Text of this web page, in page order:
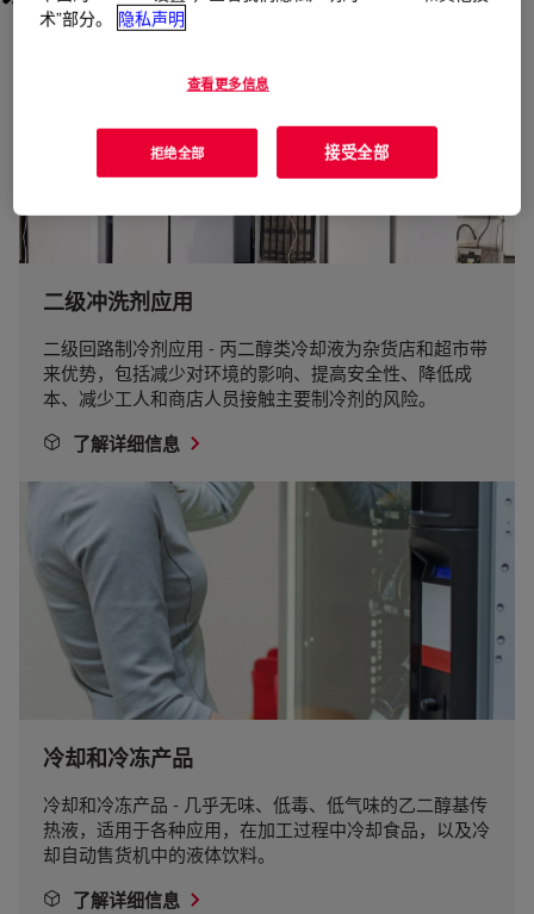
二级冲洗剂应用
二级回路制冷剂应用 - 丙二醇类冷却液为杂货店和超市带
来优势，包括减少对环境的影响、提高安全性、降低成
本、减少工人和商店人员接触主要制冷剂的风险。
了解详细信息
冷却和冷冻产品
冷却和冷冻产品 - 几乎无味、低毒、低气味的乙二醇基传
热液，适用于各种应用，在加工过程中冷却食品，以及冷
却自动售货机中的液体饮料。
了解详细信息
术”部分。
隐私声明
查看更多信息
拒绝全部 接受全部